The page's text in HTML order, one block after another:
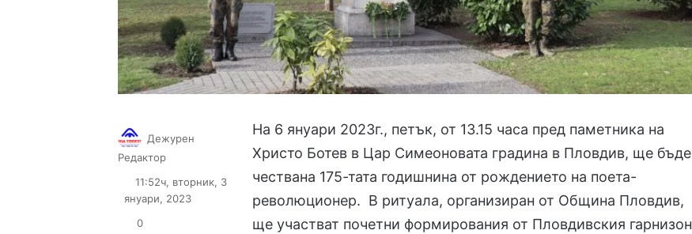
На 6 януари 2023г., петък, от 13.15 часа пред паметника на
Христо Ботев в Цар Симеоновата градина в Пловдив, ще бъде
чествана 175-тата годишнина от рождението на поета-
революционер. В ритуала, организиран от Община Пловдив,
ще участват почетни формирования от Пловдивския гарнизон
Дежурен
Редактор
X email
11:52ч, вторник, 3
януари, 2023
0